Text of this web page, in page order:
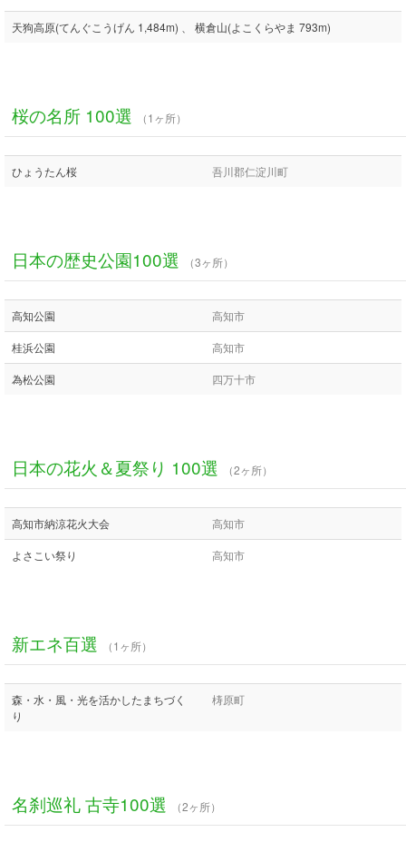
天狗高原(てんぐこうげん 1,484m) 、 横倉山(よこくらやま 793m)
桜の名所 100選 （1ヶ所）
ひょうたん桜 吾川郡仁淀川町
日本の歴史公園100選 （3ヶ所）
高知公園 高知市
桂浜公園 高知市
為松公園 四万十市
日本の花火＆夏祭り 100選 （2ヶ所）
高知市納涼花火大会 高知市
よさこい祭り 高知市
新エネ百選 （1ヶ所）
森・水・風・光を活かしたまちづく
り
梼原町
名刹巡礼 古寺100選 （2ヶ所）